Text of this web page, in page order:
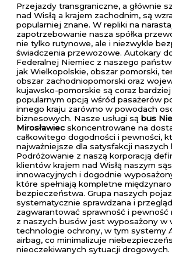
Przejazdy transgraniczne, a głównie
nad Wisłą a krajem zachodnim, są
popularniej znane. W repliki na
zapotrzebowanie nasza spółka
nie tylko rutynowe, ale i niezwykle
świadczenia przewozowe. Autokary
Federalnej Niemiec z naszego
jak Wielkopolskie, obszar pomorski,
obszar zachodniopomorski oraz
kujawsko-pomorskie są coraz
popularnym opcją wśród pasażerów
innego kraju zarówno w powodach
biznesowych. Nasze usługi są bus
Mirosławiec skoncentrowane na
całkowitego dogodności i pewności,
najważniejsze dla satysfakcji naszych
Podróżowanie z naszą korporacją
klientów krajem nad Wisłą naszym
innowacyjnych i dogodnie
które spełniają kompletne
bezpieczeństwa. Grupa naszych
systematycznie sprawdzana i
zagwarantować sprawność i pewność
z naszych busów jest wyposażony w
technologie ochrony, w tym systemy
airbag, co minimalizuje
nieoczekiwanych sytuacji drogowych.